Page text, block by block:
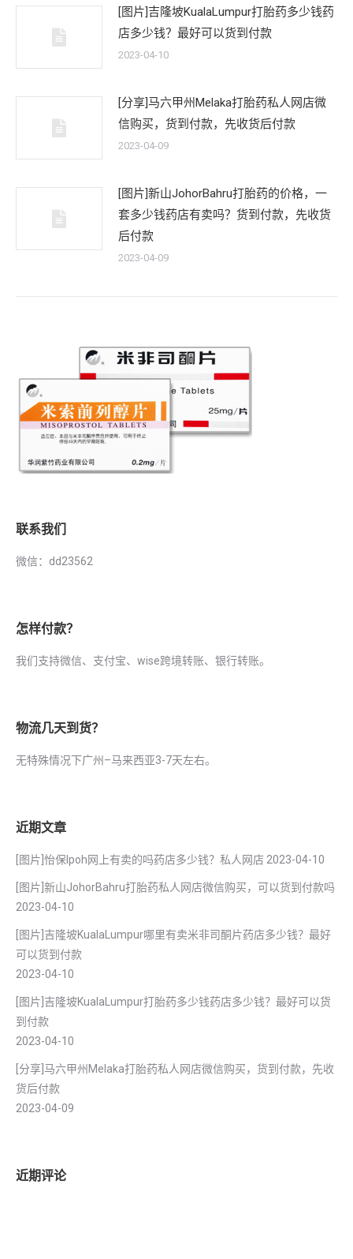
[图片]吉隆坡KualaLumpur打胎药多少钱药
店多少钱？最好可以货到付款
2023-04-10
[分享]马六甲州Melaka打胎药私人网店微
信购买，货到付款，先收货后付款
2023-04-09
[图片]新山JohorBahru打胎药的价格，一
套多少钱药店有卖吗？货到付款，先收货
后付款
2023-04-09
联系我们
微信：dd23562
怎样付款？
我们支持微信、支付宝、wise跨境转账、银行转账。
物流几天到货？
无特殊情况下广州–马来西亚3-7天左右。
近期文章
[图片]怡保lpoh网上有卖的吗药店多少钱？私人网店 2023-04-10
[图片]新山JohorBahru打胎药私人网店微信购买，可以货到付款吗
2023-04-10
[图片]吉隆坡KualaLumpur哪里有卖米非司酮片药店多少钱？最好
可以货到付款
2023-04-10
[图片]吉隆坡KualaLumpur打胎药多少钱药店多少钱？最好可以货
到付款
2023-04-10
[分享]马六甲州Melaka打胎药私人网店微信购买，货到付款，先收
货后付款
2023-04-09
近期评论